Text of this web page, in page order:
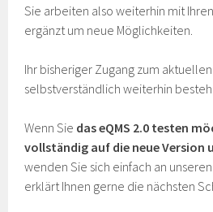
Sie arbeiten also weiterhin mit
ergänzt um neue Möglichkeiten.
Ihr bisheriger Zugang zum
selbstverständlich weiterhin
Wenn Sie das eQMS 2.0 testen
vollständig auf die neue Version
wenden Sie sich einfach an
erklärt Ihnen gerne die nächsten